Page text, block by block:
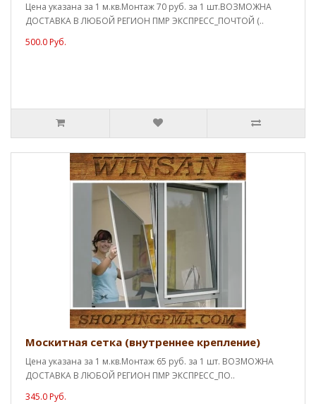
Цена указана за 1 м.кв.Монтаж 70 руб. за 1 шт.ВОЗМОЖНА
ДОСТАВКА В ЛЮБОЙ РЕГИОН ПМР ЭКСПРЕСС_ПОЧТОЙ (..
500.0 Руб.
Москитная сетка (внутреннее крепление)
Цена указана за 1 м.кв.Монтаж 65 руб. за 1 шт. ВОЗМОЖНА
ДОСТАВКА В ЛЮБОЙ РЕГИОН ПМР ЭКСПРЕСС_ПО..
345.0 Руб.